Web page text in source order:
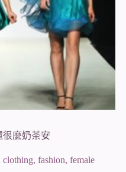
很麼奶茶安
clothing, fashion, female